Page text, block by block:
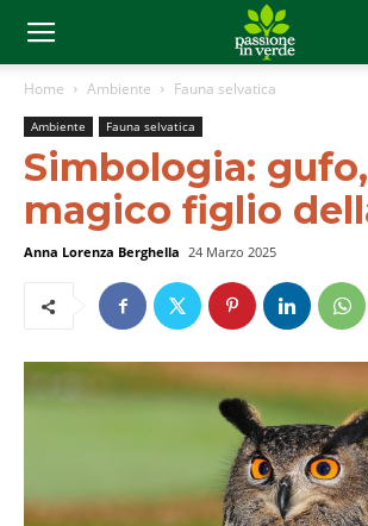
Home Ambiente Fauna selvatica
Ambiente Fauna selvatica
Simbologia: gufo,
magico figlio
Anna Lorenza Berghella 24 Marzo 2025